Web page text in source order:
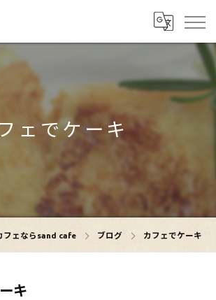
ェでケーキ
フェならsand cafe ブログ カフェでケーキ
キ